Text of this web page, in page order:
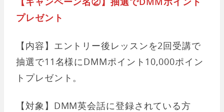
プレゼント
【内容】エントリー後レッスンを2回受講で
抽選で11名様にDMMポイント10,000ポイン
トプレゼント。
【対象】DMM英会話に登録されている方